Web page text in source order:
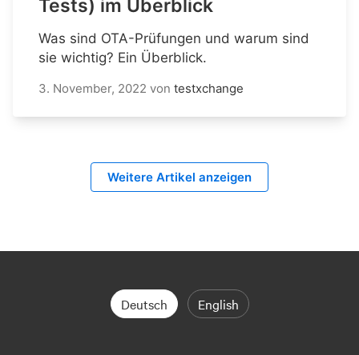
Tests) im Überblick
Was sind OTA-Prüfungen und warum sind
sie wichtig? Ein Überblick.
3. November, 2022 von testxchange
Weitere Artikel anzeigen
Deutsch English